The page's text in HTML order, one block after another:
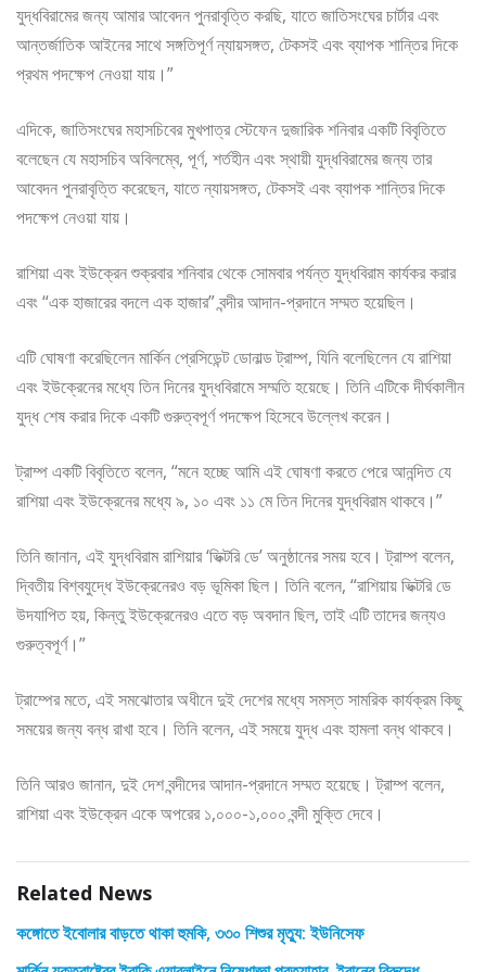
যুদ্ধবিরামের জন্য আমার আবেদন পুনরাবৃত্তি করছি, যাতে জাতিসংঘের চার্টার এবং
আন্তর্জাতিক আইনের সাথে সঙ্গতিপূর্ণ ন্যায়সঙ্গত, টেকসই এবং ব্যাপক শান্তির দিকে
প্রথম পদক্ষেপ নেওয়া যায়।”
এদিকে, জাতিসংঘের মহাসচিবের মুখপাত্র স্টেফেন দুজারিক শনিবার একটি বিবৃতিতে
বলেছেন যে মহাসচিব অবিলম্বে, পূর্ণ, শর্তহীন এবং স্থায়ী যুদ্ধবিরামের জন্য তার
আবেদন পুনরাবৃত্তি করেছেন, যাতে ন্যায়সঙ্গত, টেকসই এবং ব্যাপক শান্তির দিকে
পদক্ষেপ নেওয়া যায়।
রাশিয়া এবং ইউক্রেন শুক্রবার শনিবার থেকে সোমবার পর্যন্ত যুদ্ধবিরাম কার্যকর করার
এবং “এক হাজারের বদলে এক হাজার” বন্দীর আদান-প্রদানে সম্মত হয়েছিল।
এটি ঘোষণা করেছিলেন মার্কিন প্রেসিডেন্ট ডোনাল্ড ট্রাম্প, যিনি বলেছিলেন যে রাশিয়া
এবং ইউক্রেনের মধ্যে তিন দিনের যুদ্ধবিরামে সম্মতি হয়েছে। তিনি এটিকে দীর্ঘকালীন
যুদ্ধ শেষ করার দিকে একটি গুরুত্বপূর্ণ পদক্ষেপ হিসেবে উল্লেখ করেন।
ট্রাম্প একটি বিবৃতিতে বলেন, “মনে হচ্ছে আমি এই ঘোষণা করতে পেরে আনন্দিত যে
রাশিয়া এবং ইউক্রেনের মধ্যে ৯, ১০ এবং ১১ মে তিন দিনের যুদ্ধবিরাম থাকবে।”
তিনি জানান, এই যুদ্ধবিরাম রাশিয়ার ‘ভিক্টরি ডে’ অনুষ্ঠানের সময় হবে। ট্রাম্প বলেন,
দ্বিতীয় বিশ্বযুদ্ধে ইউক্রেনেরও বড় ভূমিকা ছিল। তিনি বলেন, “রাশিয়ায় ভিক্টরি ডে
উদযাপিত হয়, কিন্তু ইউক্রেনেরও এতে বড় অবদান ছিল, তাই এটি তাদের জন্যও
গুরুত্বপূর্ণ।”
ট্রাম্পের মতে, এই সমঝোতার অধীনে দুই দেশের মধ্যে সমস্ত সামরিক কার্যক্রম কিছু
সময়ের জন্য বন্ধ রাখা হবে। তিনি বলেন, এই সময়ে যুদ্ধ এবং হামলা বন্ধ থাকবে।
তিনি আরও জানান, দুই দেশ বন্দীদের আদান-প্রদানে সম্মত হয়েছে। ট্রাম্প বলেন,
রাশিয়া এবং ইউক্রেন একে অপরের ১,০০০-১,০০০ বন্দী মুক্তি দেবে।
Related News
কঙ্গোতে ইবোলার বাড়তে থাকা হুমকি, ৩৩০ শিশুর মৃত্যু: ইউনিসেফ